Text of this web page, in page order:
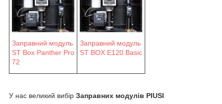
Заправний модуль
ST Box Panther Pro
72
Заправний модуль
ST BOX E120 Basic
У нас великий вибір Заправних модулів PIUSI